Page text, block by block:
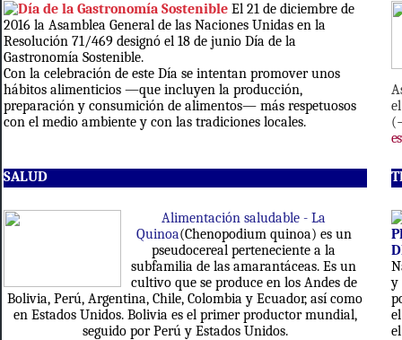
Día de la Gastronomía Sostenible El 21 de diciembre de
2016 la Asamblea General de las Naciones Unidas en la
Resolución 71/469 designó el 18 de junio Día de la
Gastronomía Sostenible.
Con la celebración de este Día se intentan promover unos
hábitos alimenticios —que incluyen la producción,
preparación y consumición de alimentos— más respetuosos
con el medio ambiente y con las tradiciones locales.
SALUD
Alimentación saludable - La
Quinoa(Chenopodium quinoa) es un
pseudocereal perteneciente a la
subfamilia de las amarantáceas. Es un
cultivo que se produce en los Andes de
Bolivia, Perú, Argentina, Chile, Colombia y Ecuador, así como
en Estados Unidos. Bolivia es el primer productor mundial,
seguido por Perú y Estados Unidos.
y